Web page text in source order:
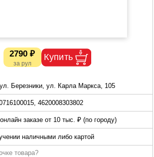
2790 ₽
Березники, ул. Карла Маркса, 105
4620008303802
заказе от 10 тыс. ₽ (по городу)
наличными либо картой
товара?